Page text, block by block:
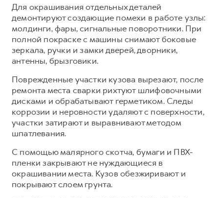
Для окрашивания отдельных деталей
демонтируют создающие помехи в работе узлы:
молдинги, фары, сигнальные поворотники. При
полной покраске с машины снимают боковые
зеркала, ручки и замки дверей, дворники,
антенны, брызговики.
Поврежденные участки кузова вырезают, после
ремонта места сварки рихтуют шлифовочными
дисками и обрабатывают герметиком. Следы
коррозии и неровности удаляют с поверхности,
участки затирают и выравнивают методом
шпатлевания.
С помощью малярного скотча, бумаги и ПВХ-
пленки закрывают не нуждающиеся в
окрашивании места. Кузов обезжиривают и
покрывают слоем грунта.